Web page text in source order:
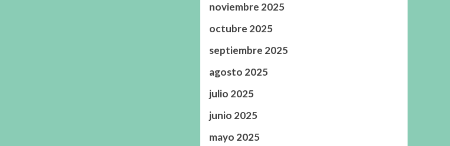
noviembre 2025
octubre 2025
septiembre 2025
agosto 2025
julio 2025
junio 2025
mayo 2025